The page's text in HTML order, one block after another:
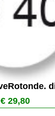
€ 29,80